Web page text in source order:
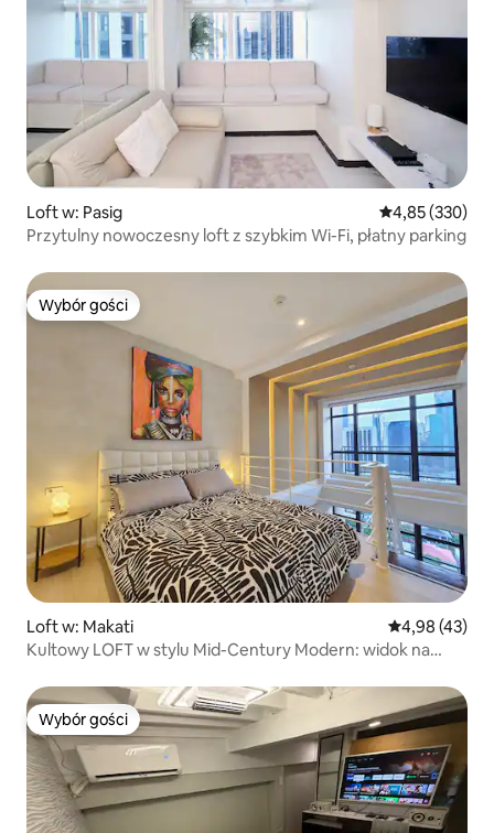
Loft w: Pasig Średnia
4,85 (330)
Przytulny nowoczesny loft z szybkim Wi-Fi, płatny parking
Wybór gości
Wybór gości
Loft w: Makati Średnia
4,98 (43)
Kultowy LOFT w stylu Mid-Century Modern: widok na
Wybór gości
Wybór gości